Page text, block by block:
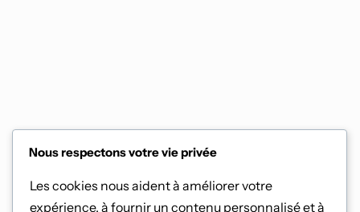
Nous respectons votre vie privée
Les cookies nous aident à améliorer votre
expérience, à fournir un contenu personnalisé et à